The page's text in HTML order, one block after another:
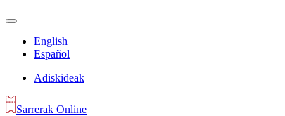
English
Español
Adiskideak
Sarrerak Online